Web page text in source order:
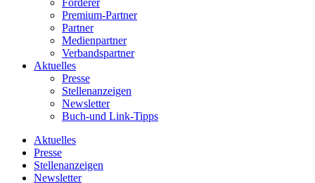
Förderer
Premium-Partner
Partner
Medienpartner
Verbandspartner
Aktuelles
Presse
Stellenanzeigen
Newsletter
Buch-und Link-Tipps
Aktuelles
Presse
Stellenanzeigen
Newsletter